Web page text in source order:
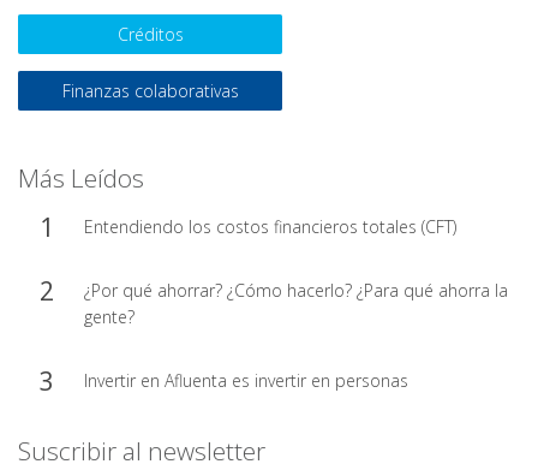
Créditos
Finanzas colaborativas
Más Leídos
Entendiendo los costos financieros totales (CFT)
¿Por qué ahorrar? ¿Cómo hacerlo? ¿Para qué ahorra la
gente?
Invertir en Afluenta es invertir en personas
Suscribir al newsletter